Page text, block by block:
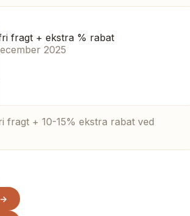
fragt + ekstra % rabat
2025
fragt + 10-15% ekstra rabat ved